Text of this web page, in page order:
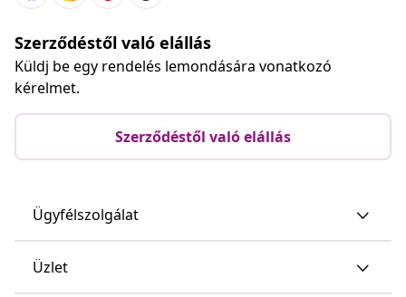
Szerződéstől való elállás
Küldj be egy rendelés lemondására vonatkozó
kérelmet.
Szerződéstől való elállás
Ügyfélszolgálat
Üzlet